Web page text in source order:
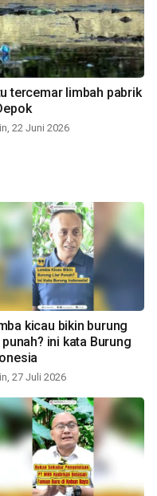
tercemar limbah pabrik
22 Juni 2026
kicau bikin burung
ini kata Burung
27 Juli 2026